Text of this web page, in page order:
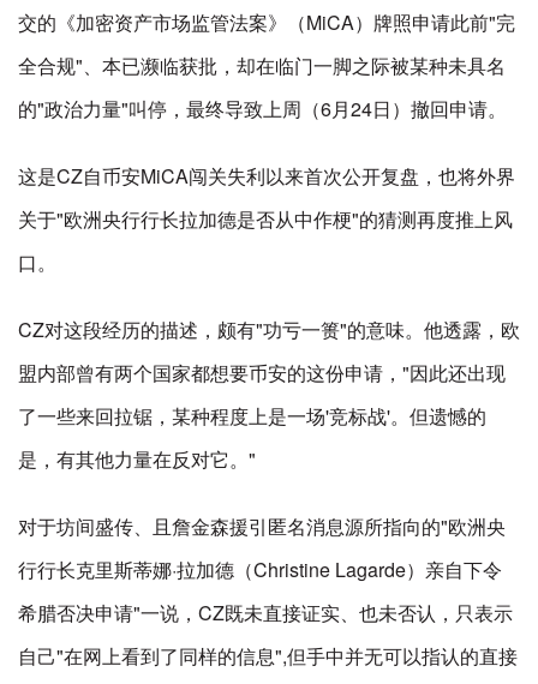
交的《加密资产市场监管法案》（MiCA）牌照申请此前"完
全合规"、本已濒临获批，却在临门一脚之际被某种未具名
的"政治力量"叫停，最终导致上周（6月24日）撤回申请。
这是CZ自币安MiCA闯关失利以来首次公开复盘，也将外界
关于"欧洲央行行长拉加德是否从中作梗"的猜测再度推上风
口。
CZ对这段经历的描述，颇有"功亏一篑"的意味。他透露，欧
盟内部曾有两个国家都想要币安的这份申请，"因此还出现
了一些来回拉锯，某种程度上是一场'竞标战'。但遗憾的
是，有其他力量在反对它。"
对于坊间盛传、且詹金森援引匿名消息源所指向的"欧洲央
行行长克里斯蒂娜·拉加德（Christine Lagarde）亲自下令
希腊否决申请"一说，CZ既未直接证实、也未否认，只表示
自己"在网上看到了同样的信息",但手中并无可以指认的直接